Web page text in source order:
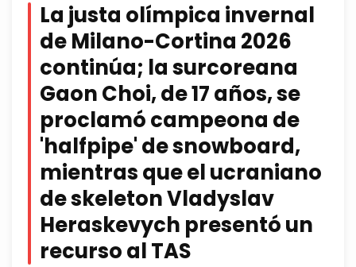
La justa olímpica invernal
de Milano-Cortina 2026
continúa; la surcoreana
Gaon Choi, de 17 años, se
proclamó campeona de
'halfpipe' de snowboard,
mientras que el ucraniano
de skeleton Vladyslav
Heraskevych presentó un
recurso al TAS